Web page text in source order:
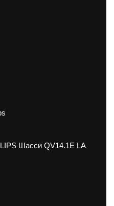
Шасси QV14.1E LA